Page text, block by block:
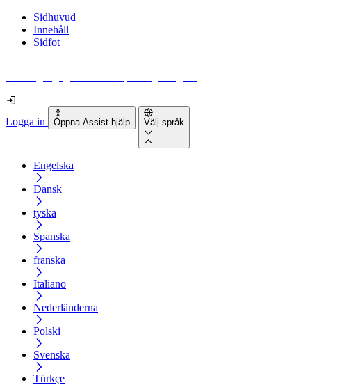
Sidhuvud
Innehåll
Sidfot
Logga in Öppna Assist-hjälp Välj språk
Engelska
Dansk
tyska
Spanska
franska
Italiano
Nederländerna
Polski
Svenska
Türkçe